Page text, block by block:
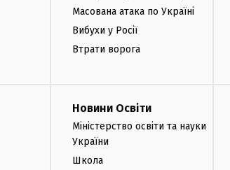
Масована атака по Україні
Вибухи у Росії
Втрати ворога
Новини Освіти
Міністерство освіти та науки
України
Школа